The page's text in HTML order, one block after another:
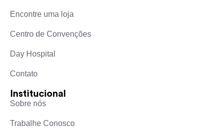
Encontre uma loja
Centro de Convenções
Day Hospital
Contato
Institucional
Sobre nós
Trabalhe Conosco